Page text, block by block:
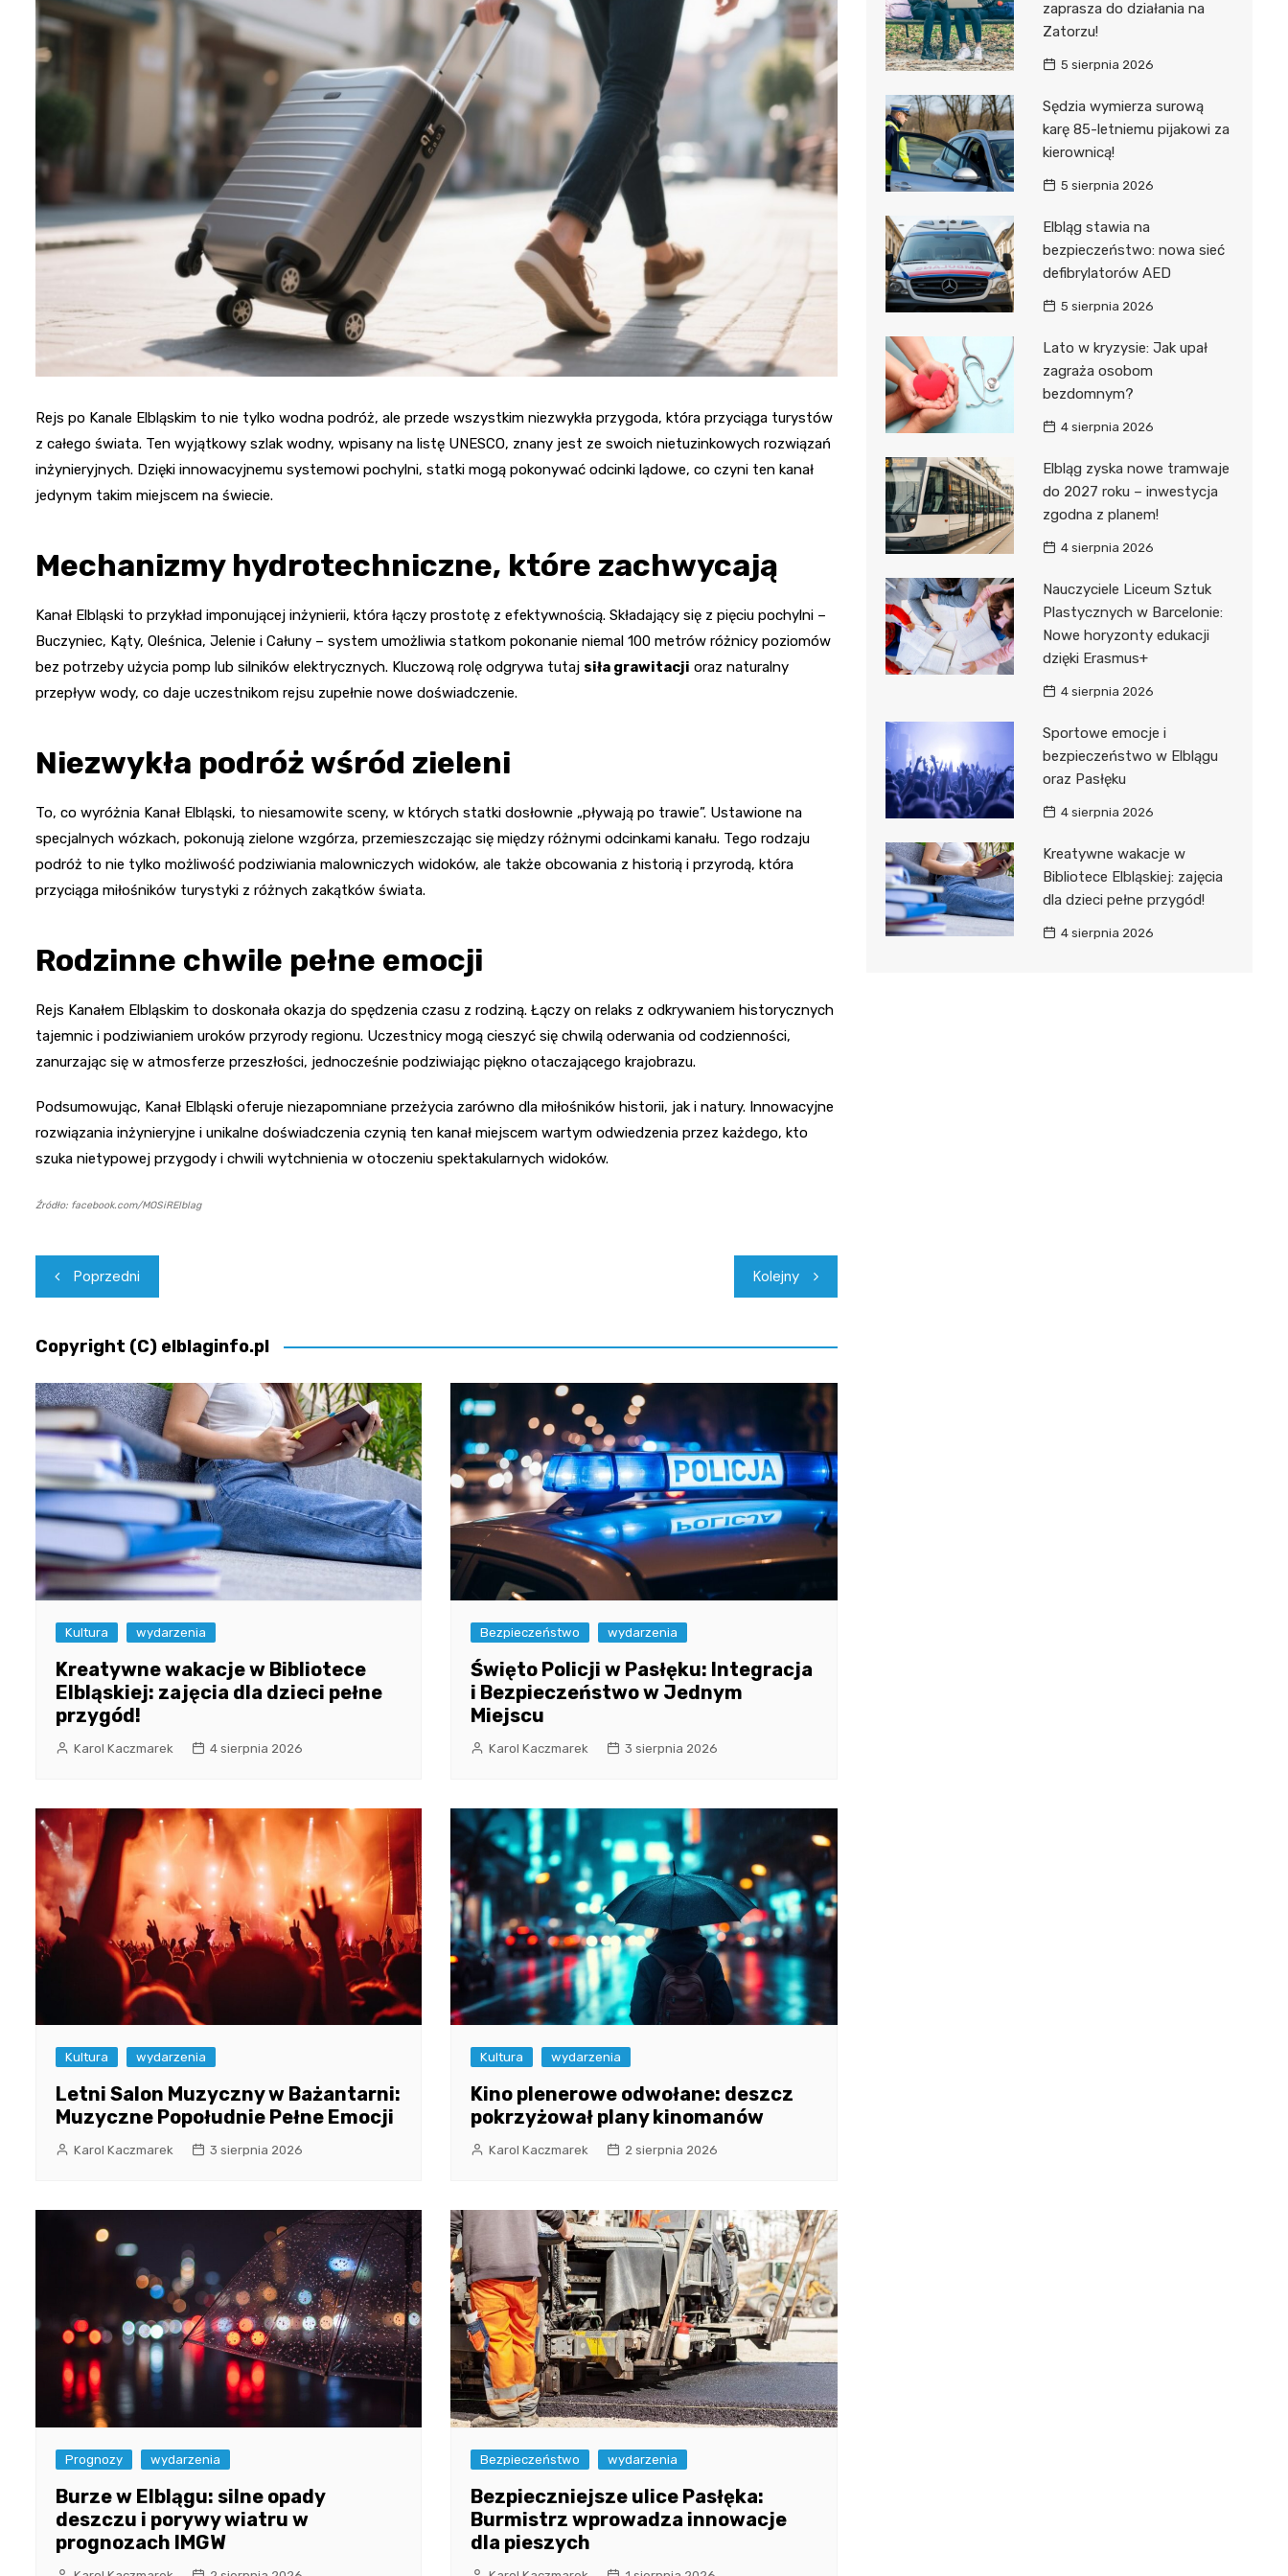
Fryzjer
Kino
Rejs po Kanale Elbląskim to nie tylko wodna podróż, ale przede wszystkim niezwykła przygoda, która przyciąga turystów
z całego świata. Ten wyjątkowy szlak wodny, wpisany na listę UNESCO, znany jest ze swoich nietuzinkowych rozwiązań
inżynieryjnych. Dzięki innowacyjnemu systemowi pochylni, statki mogą pokonywać odcinki lądowe, co czyni ten kanał
jedynym takim miejscem na świecie.
Mechanizmy hydrotechniczne, które zachwycają
Kanał Elbląski to przykład imponującej inżynierii, która łączy prostotę z efektywnością. Składający się z pięciu pochylni –
Buczyniec, Kąty, Oleśnica, Jelenie i Całuny – system umożliwia statkom pokonanie niemal 100 metrów różnicy poziomów
bez potrzeby użycia pomp lub silników elektrycznych. Kluczową rolę odgrywa tutaj siła grawitacji oraz naturalny
przepływ wody, co daje uczestnikom rejsu zupełnie nowe doświadczenie.
Niezwykła podróż wśród zieleni
To, co wyróżnia Kanał Elbląski, to niesamowite sceny, w których statki dosłownie „pływają po trawie”. Ustawione na
specjalnych wózkach, pokonują zielone wzgórza, przemieszczając się między różnymi odcinkami kanału. Tego rodzaju
podróż to nie tylko możliwość podziwiania malowniczych widoków, ale także obcowania z historią i przyrodą, która
przyciąga miłośników turystyki z różnych zakątków świata.
Rodzinne chwile pełne emocji
Rejs Kanałem Elbląskim to doskonała okazja do spędzenia czasu z rodziną. Łączy on relaks z odkrywaniem historycznych
tajemnic i podziwianiem uroków przyrody regionu. Uczestnicy mogą cieszyć się chwilą oderwania od codzienności,
zanurzając się w atmosferze przeszłości, jednocześnie podziwiając piękno otaczającego krajobrazu.
Podsumowując, Kanał Elbląski oferuje niezapomniane przeżycia zarówno dla miłośników historii, jak i natury. Innowacyjne
rozwiązania inżynieryjne i unikalne doświadczenia czynią ten kanał miejscem wartym odwiedzenia przez każdego, kto
szuka nietypowej przygody i chwili wytchnienia w otoczeniu spektakularnych widoków.
Źródło: facebook.com/MOSiRElblag
Nawigacja
wpisu
Poprzedni Kolejny
Copyright (C) elblaginfo.pl
Kultura wydarzenia
Kreatywne wakacje w Bibliotece
Elbląskiej: zajęcia dla dzieci pełne
przygód!
Karol Kaczmarek 4 sierpnia 2026
Bezpieczeństwo wydarzenia
Święto Policji w Pasłęku: Integracja
i Bezpieczeństwo w Jednym
Miejscu
Karol Kaczmarek 3 sierpnia 2026
Kultura wydarzenia
Letni Salon Muzyczny w Bażantarni:
Muzyczne Popołudnie Pełne Emocji
Karol Kaczmarek 3 sierpnia 2026
Kultura wydarzenia
Kino plenerowe odwołane: deszcz
pokrzyżował plany kinomanów
Karol Kaczmarek 2 sierpnia 2026
Prognozy wydarzenia
Burze w Elblągu: silne opady
deszczu i porywy wiatru w
prognozach IMGW
Bezpieczeństwo wydarzenia
Bezpieczniejsze ulice Pasłęka:
Burmistrz wprowadza innowacje
dla pieszych
zaprasza do działania na
Zatorzu!
5 sierpnia 2026
Sędzia wymierza surową
karę 85-letniemu pijakowi za
kierownicą!
5 sierpnia 2026
Elbląg stawia na
bezpieczeństwo: nowa sieć
defibrylatorów AED
5 sierpnia 2026
Lato w kryzysie: Jak upał
zagraża osobom
bezdomnym?
4 sierpnia 2026
Elbląg zyska nowe tramwaje
do 2027 roku – inwestycja
zgodna z planem!
4 sierpnia 2026
Nauczyciele Liceum Sztuk
Plastycznych w Barcelonie:
Nowe horyzonty edukacji
dzięki Erasmus+
4 sierpnia 2026
Sportowe emocje i
bezpieczeństwo w Elblągu
oraz Pasłęku
4 sierpnia 2026
Kreatywne wakacje w
Bibliotece Elbląskiej: zajęcia
dla dzieci pełne przygód!
4 sierpnia 2026